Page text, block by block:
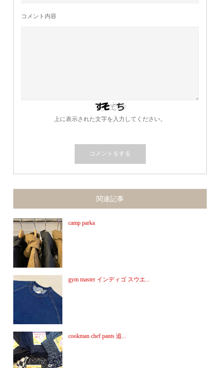
コメント内容
上に表示された文字を入力してください。
関連記事
camp parka
gym master インディゴ スウエ...
cookman chef pants 追...